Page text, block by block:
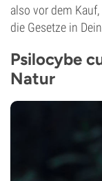
also vor dem
die Gesetze in
Psilocybe
Natur